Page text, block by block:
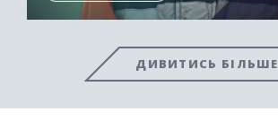
ДИВИТИСЬ БІЛЬШЕ